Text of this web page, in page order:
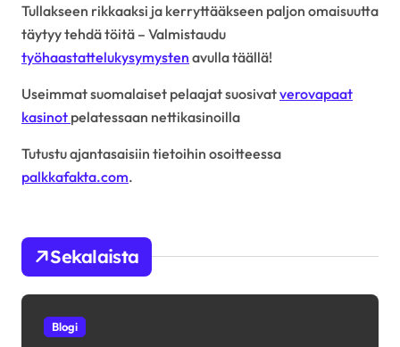
Tullakseen rikkaaksi ja kerryttääkseen paljon omaisuutta
täytyy tehdä töitä – Valmistaudu
työhaastattelukysymysten avulla täällä!
Useimmat suomalaiset pelaajat suosivatverovapaat
kasinot pelatessaan nettikasinoilla
Tutustu ajantasaisiin tietoihin osoitteessa
palkkafakta.com.
Sekalaista
Blogi